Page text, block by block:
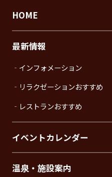
HOME
最新情報
‐インフォメーション
‐リラクゼーションおすすめ
‐レストランおすすめ
イベントカレンダー
温泉・施設案内